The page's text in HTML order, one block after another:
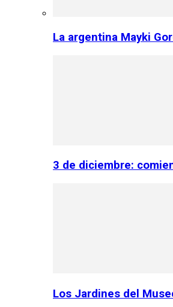
La argentina Mayki
3 de diciembre:
Los Jardines del